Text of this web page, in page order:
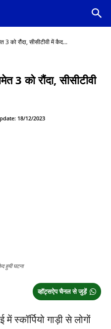
3 को रौंदा, सीसीटीवी में कैद...
3 को रौंदा, सीसीटीवी
18/12/2023
हुयी घटना
व्हॉट्सऐप चैनल से जुड़ें
स्कॉर्पियो गाड़ी से लोगों